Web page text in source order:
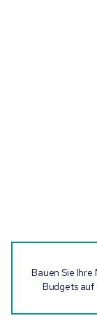
Bauen Sie Ihre
Budgets auf